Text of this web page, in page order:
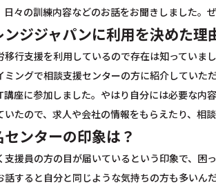
日々の訓練内容などのお話をお聞きしました。ぜ
ジジャパンに利用を決めた理
移行支援を利用しているので存在は知っていま
ミングで相談支援センターの方に紹介してい
講座に参加しました。やはり自分には必要な内
いたので、求人や会社の情報をもらえたり、相
ンターの印象は？
支援員の方の目が届いているという印象で、困
話すると自分と同じような気持ちの方も多い